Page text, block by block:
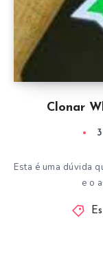
Clonar
Esta é uma dúvida
e o